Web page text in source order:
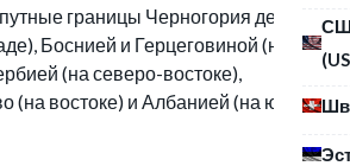
границы Черногория делит с
Боснией и Герцеговиной (на
(на северо-востоке),
(на востоке) и Албанией (на юго-